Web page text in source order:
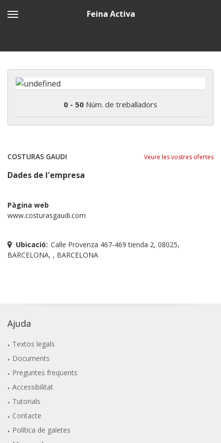
Feina Activa
0 - 50 Núm. de treballadors
COSTURAS GAUDI Veure les vostres ofertes
Dades de l'empresa
Pàgina web
www.costurasgaudi.com
Ubicació: Calle Provenza 467-469 tienda 2, 08025,
BARCELONA, , BARCELONA
Ajuda
Textos legals
Documents
Preguntes freqüents
Accessibilitat
Tutorials
Contacte
Política de galetes